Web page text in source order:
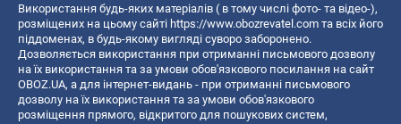
Використання будь-яких матеріалів ( в тому числі фото- та відео-),
розміщених на цьому сайті https://www.obozrevatel.com та всіх його
піддоменах, в будь-якому вигляді суворо заборонено.
Дозволяється використання при отриманні письмового дозволу
на їх використання та за умови обов'язкового посилання на сайт
OBOZ.UA, а для інтернет-видань - при отриманні письмового
дозволу на їх використання та за умови обов'язкового
розміщення прямого, відкритого для пошукових систем,